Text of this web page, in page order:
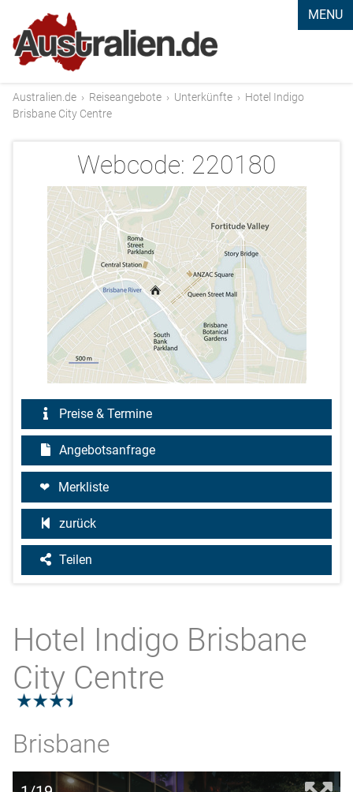
MENU
Australien.de › Reiseangebote › Unterkünfte › Hotel Indigo
Brisbane City Centre
Webcode: 220180
Preise & Termine
Angebotsanfrage
Merkliste
zurück
Teilen
Hotel Indigo Brisbane
City Centre
3.5
Brisbane